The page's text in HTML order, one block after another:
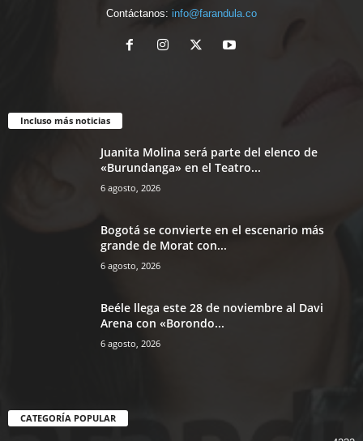
Contáctanos: info@farandula.co
Incluso más noticias
Juanita Molina será parte del elenco de
«Burundanga» en el Teatro...
6 agosto, 2026
Bogotá se convierte en el escenario más
grande de Morat con...
6 agosto, 2026
Beéle llega este 28 de noviembre al Davi
Arena con «Borondo...
6 agosto, 2026
CATEGORÍA POPULAR